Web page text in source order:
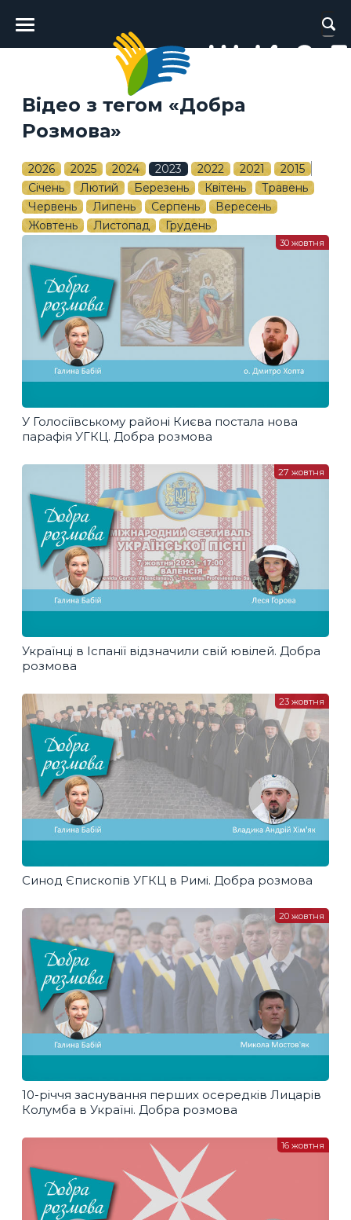
Головне
меню
Відео з тегом «Добра
Розмова»
2026 2025 2024 2023 2022 2021
2015
Січень
Лютий Березень Квітень
Травень
Червень
Липень Серпень
Вересень
Жовтень
Листопад Грудень
У Голосіївському районі Києва постала нова
парафія УГКЦ. Добра розмова
30 жовтня
Українці в Іспанії відзначили свій ювілей. Добра
розмова
27 жовтня
Синод Єпископів УГКЦ в Римі. Добра розмова
23 жовтня
10-річчя заснування перших осередків Лицарів
Колумба в Україні. Добра розмова
20 жовтня
16 жовтня